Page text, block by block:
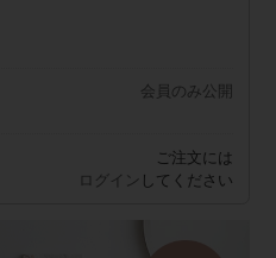
会員のみ公開
ご注文には
ログイン してください